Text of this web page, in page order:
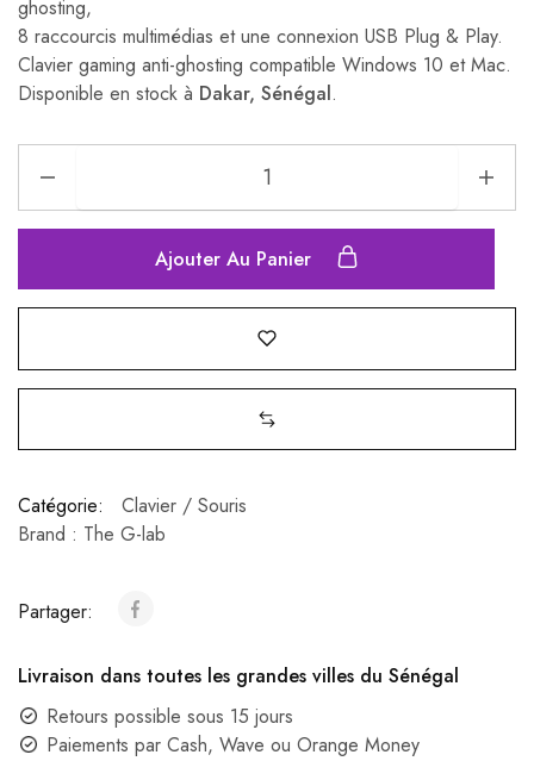
ghosting,
8 raccourcis multimédias et une connexion USB Plug & Play.
Clavier gaming anti-ghosting compatible Windows 10 et Mac.
Disponible en stock à Dakar, Sénégal.
Ajouter Au Panier
Catégorie:
Clavier / Souris
Brand : The G-lab
Partager:
Livraison dans toutes les grandes villes du Sénégal
Retours possible sous 15 jours
Paiements par Cash, Wave ou Orange Money